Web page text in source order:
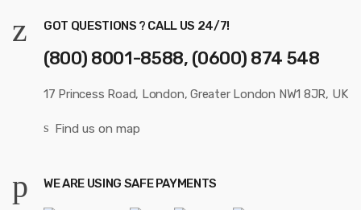
GOT QUESTIONS ? CALL US 24/7!
(800) 8001-8588, (0600) 874 548
17 Princess Road, London, Greater London NW1 8JR, UK
Find us on map
WE ARE USING SAFE PAYMENTS